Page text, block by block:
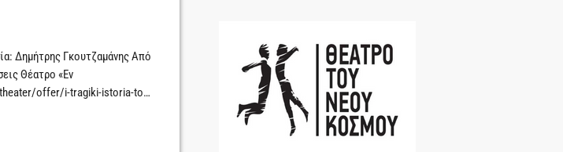
Δημήτρης Γκουτζαμάνης Από
Θέατρο «Εν
offer/i-tragiki-istoria-ton-
την ψυχοσύνθεση